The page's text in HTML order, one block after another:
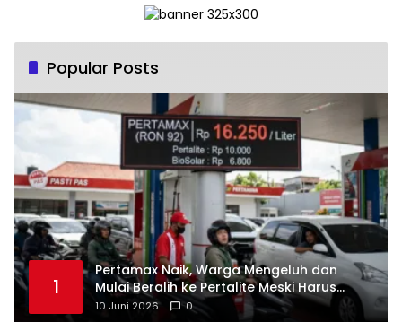
Popular Posts
1
‎Pertamax Naik, Warga Mengeluh dan
Mulai Beralih ke Pertalite Meski Harus
10 Juni 2026 0